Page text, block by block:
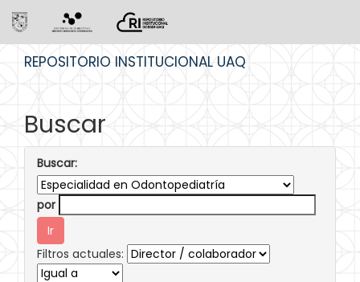
REPOSITORIO INSTITUCIONAL UAQ
Buscar
Buscar:
por
Filtros actuales: